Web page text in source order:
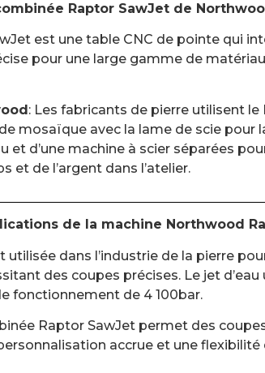
Raptor SawJet de
est une table CNC de pointe qui
pour une large gamme de
: Les fabricants de pierre utilisent
mosaïque avec la lame de scie pour
et d’une machine à scier séparées
et de l’argent dans l’atelier.
de la machine Northwood
dans l’industrie de la pierre
des coupes précises. Le jet
fonctionnement de 4 100bar.
Raptor SawJet permet des
accrue et une